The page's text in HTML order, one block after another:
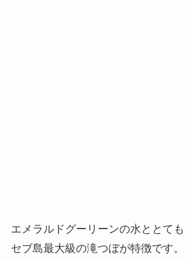
エメラルドグーリーンの水ととて
セブ島最大級の滝つぼが特徴です。